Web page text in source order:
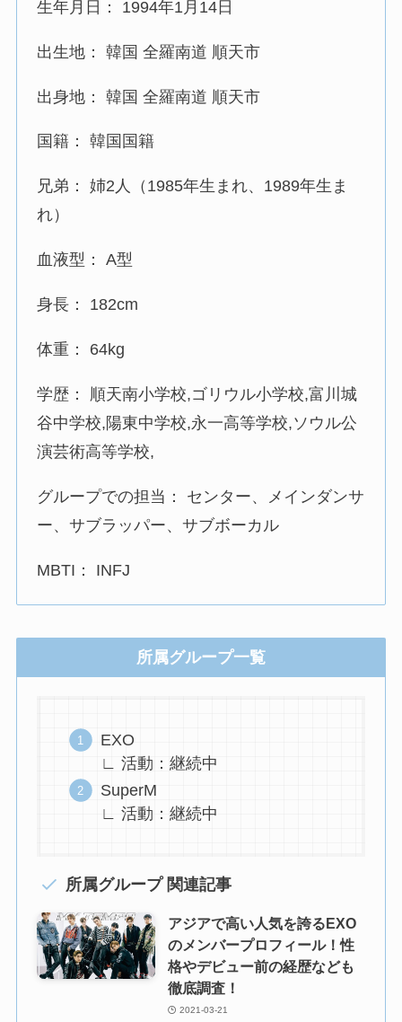
生年月日： 1994年1月14日
出生地： 韓国 全羅南道 順天市
出身地： 韓国 全羅南道 順天市
国籍： 韓国国籍
兄弟： 姉2人（1985年生まれ、1989年生ま
れ）
血液型： A型
身長： 182cm
体重： 64kg
学歴： 順天南小学校,ゴリウル小学校,富川城
谷中学校,陽東中学校,永一高等学校,ソウル公
演芸術高等学校,
グループでの担当： センター、メインダンサ
ー、サブラッパー、サブボーカル
MBTI： INFJ
所属グループ一覧
EXO
∟ 活動：継続中
SuperM
∟ 活動：継続中
所属グループ 関連記事
アジアで高い人気を誇るEXO
のメンバープロフィール！性
格やデビュー前の経歴なども
徹底調査！
2021-03-21